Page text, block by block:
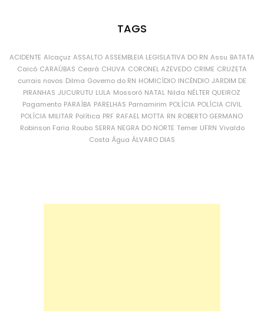
TAGS
ACIDENTE Alcaçuz ASSALTO ASSEMBLEIA LEGISLATIVA DO RN Assu BATATA
Caicó CARAÚBAS Ceará CHUVA CORONEL AZEVEDO CRIME CRUZETA
currais novos Dilma Governo do RN HOMICÍDIO INCÊNDIO JARDIM DE
PIRANHAS JUCURUTU LULA Mossoró NATAL Nilda NÉLTER QUEIROZ
Pagamento PARAÍBA PARELHAS Parnamirim POLÍCIA POLÍCIA CIVIL
POLÍCIA MILITAR Política PRF RAFAEL MOTTA RN ROBERTO GERMANO
Robinson Faria Roubo SERRA NEGRA DO NORTE Temer UFRN Vivaldo
Costa Água ÁLVARO DIAS